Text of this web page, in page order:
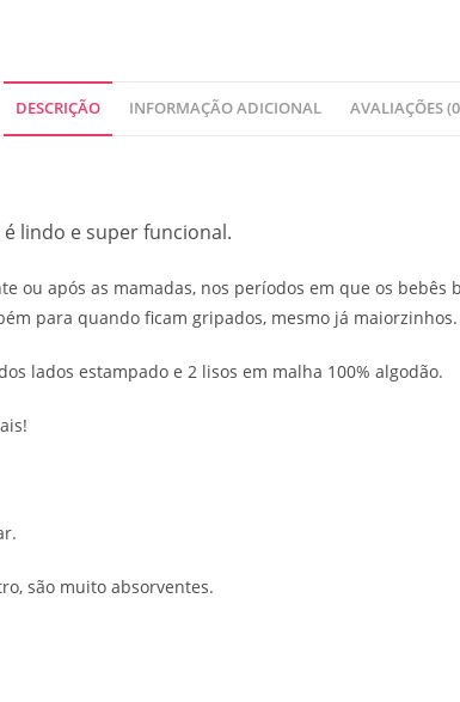
DESCRIÇÃO INFORMAÇÃO ADICIONAL AVALIAÇÕES
é lindo e super funcional.
ou após as mamadas, nos períodos em que os
para quando ficam gripados, mesmo já maiorzinhos.
lados estampado e 2 lisos em malha 100% algodão.
são muito absorventes.